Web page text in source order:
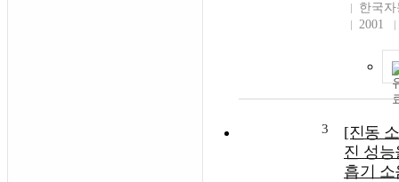
한국
2001
3
[진동
진 성
흡기 소